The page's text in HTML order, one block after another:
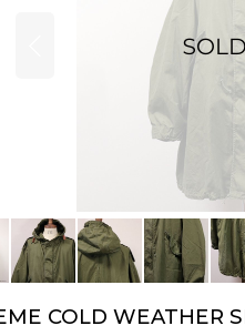
COLD WEATHER